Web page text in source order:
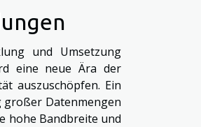
und Umsetzung
eine neue Ära der
auszuschöpfen. Ein
großer Datenmengen
hohe Bandbreite und